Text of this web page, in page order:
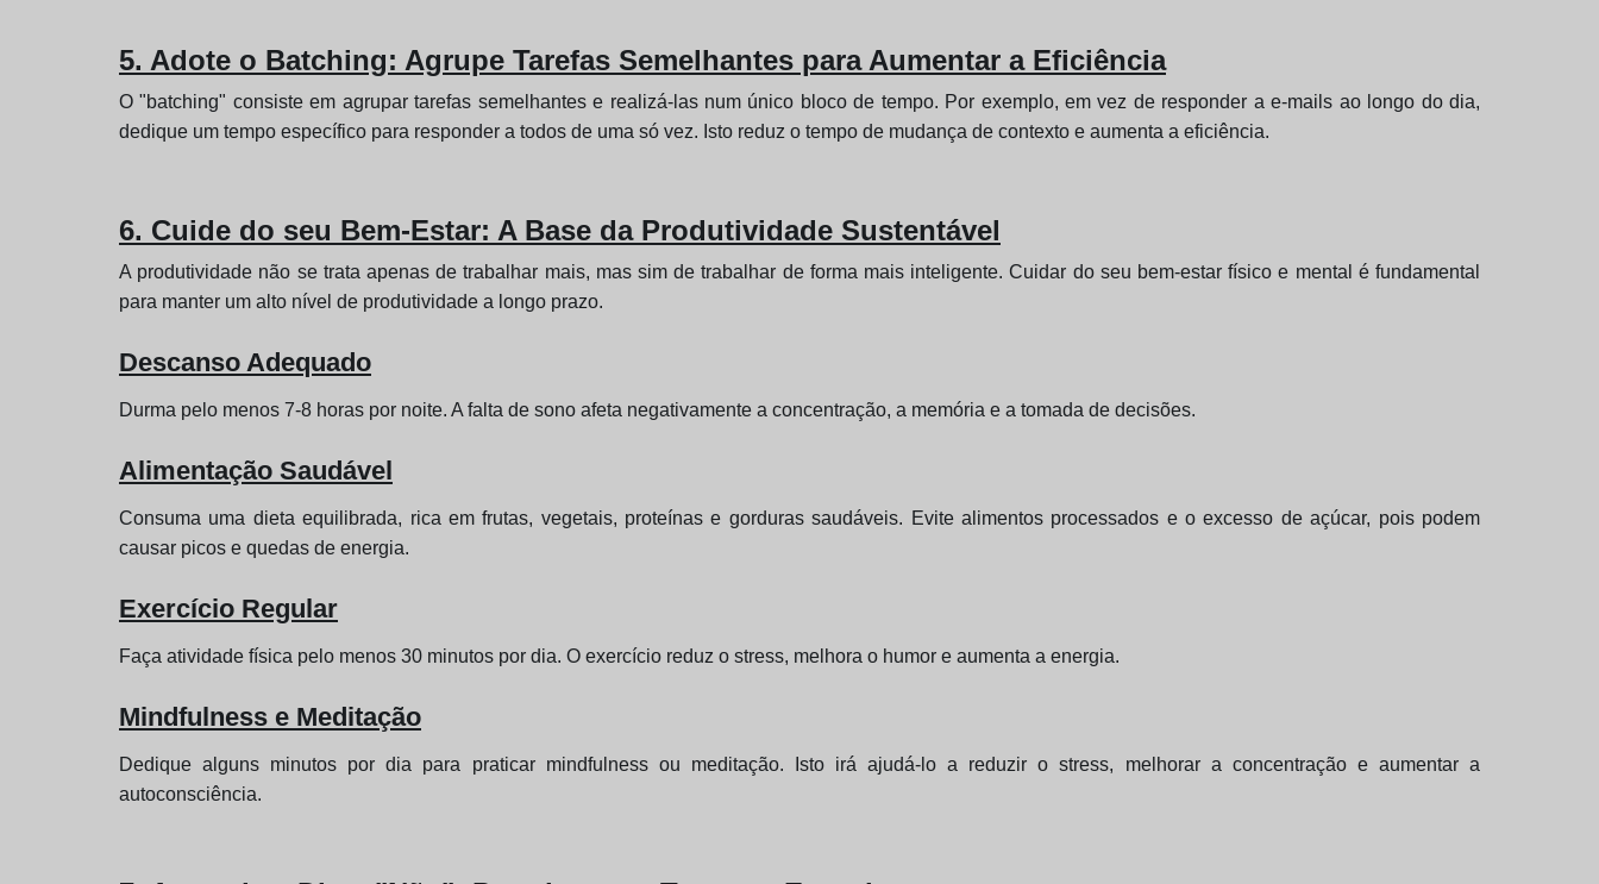
5. Adote o Batching: Agrupe Tarefas Semelhantes para Aumentar a Eficiência
O "batching" consiste em agrupar tarefas semelhantes e realizá-las num único bloco de tempo. Por exemplo, em vez de responder a e-mails ao longo do dia,
dedique um tempo específico para responder a todos de uma só vez. Isto reduz o tempo de mudança de contexto e aumenta a eficiência.
6. Cuide do seu Bem-Estar: A Base da Produtividade Sustentável
A produtividade não se trata apenas de trabalhar mais, mas sim de trabalhar de forma mais inteligente. Cuidar do seu bem-estar físico e mental é fundamental
para manter um alto nível de produtividade a longo prazo.
Descanso Adequado
Durma pelo menos 7-8 horas por noite. A falta de sono afeta negativamente a concentração, a memória e a tomada de decisões.
Alimentação Saudável
Consuma uma dieta equilibrada, rica em frutas, vegetais, proteínas e gorduras saudáveis. Evite alimentos processados e o excesso de açúcar, pois podem
causar picos e quedas de energia.
Exercício Regular
Faça atividade física pelo menos 30 minutos por dia. O exercício reduz o stress, melhora o humor e aumenta a energia.
Mindfulness e Meditação
Dedique alguns minutos por dia para praticar mindfulness ou meditação. Isto irá ajudá-lo a reduzir o stress, melhorar a concentração e aumentar a
autoconsciência.